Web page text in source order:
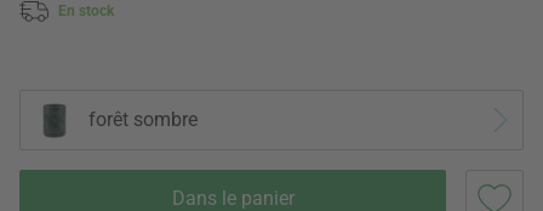
En stock
forêt sombre
Dans le panier